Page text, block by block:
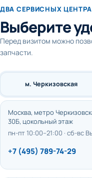
ДВА СЕРВИСНЫХ ЦЕНТРА
Выберите
Перед визитом можно
запчасти.
м. Черкизовская
Москва, метро
30Б, цокольный этаж
пн-пт 10:00–21:00 · сб-вс
+7 (495) 789-74-29